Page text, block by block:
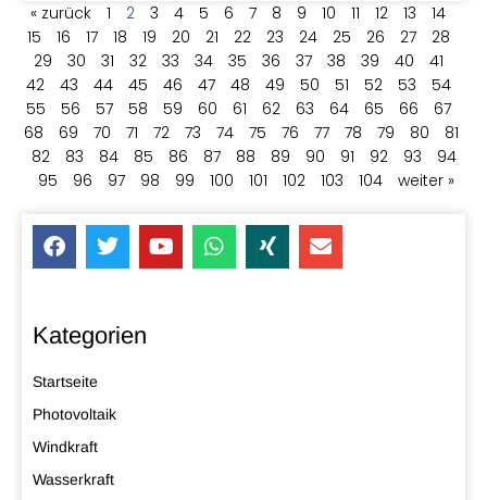
« zurück 1 2 3 4 5 6 7 8 9 10 11 12 13
14
15
16 17 18 19 20 21 22 23 24 25 26 27
28
29
30 31 32 33 34 35 36 37 38 39 40
41
42
43 44 45 46 47 48 49 50 51 52 53
54
55
56 57 58 59 60 61 62 63 64 65 66
67
68
69 70 71 72 73 74 75 76 77 78 79 80
81
82
83 84 85 86 87 88 89 90 91 92 93
94
95
96 97 98 99 100 101 102 103 104 weiter »
Kategorien
Startseite
Photovoltaik
Windkraft
Wasserkraft